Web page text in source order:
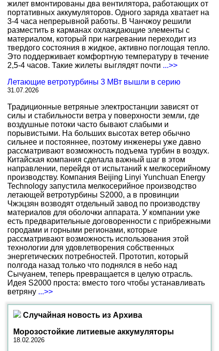
жилет вмонтированы два вентилятора, работающих от
портативных аккумуляторов. Одного заряда хватает на
3-4 часа непрерывной работы. В Чанчжоу решили
разместить в карманах охлаждающие элементы с
материалом, который при нагревании переходит из
твердого состояния в жидкое, активно поглощая тепло.
Это поддерживает комфортную температуру в течение
2,5-4 часов. Такие жилеты выглядят почти ...>>
Летающие ветротурбины 3 МВт вышли в серию
31.07.2026
Традиционные ветряные электростанции зависят от
силы и стабильности ветра у поверхности земли, где
воздушные потоки часто бывают слабыми и
порывистыми. На больших высотах ветер обычно
сильнее и постояннее, поэтому инженеры уже давно
рассматривают возможность подъема турбин в воздух.
Китайская компания сделала важный шаг в этом
направлении, перейдя от испытаний к мелкосерийному
производству. Компания Beijing Linyi Yunchuan Energy
Technology запустила мелкосерийное производство
летающей ветротурбины S2000, а в провинции
Чжэцзян возводят отдельный завод по производству
материалов для оболочки аппарата. У компании уже
есть предварительные договоренности с прибрежными
городами и горными регионами, которые
рассматривают возможность использования этой
технологии для удовлетворения собственных
энергетических потребностей. Прототип, который
полгода назад только что поднялся в небо над
Сычуанем, теперь превращается в целую отрасль.
Идея S2000 проста: вместо того чтобы устанавливать
ветряну ...>>
Случайная новость из Архива
Морозостойкие литиевые аккумуляторы
18.02.2026